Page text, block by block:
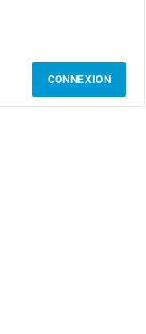
CONNEXION